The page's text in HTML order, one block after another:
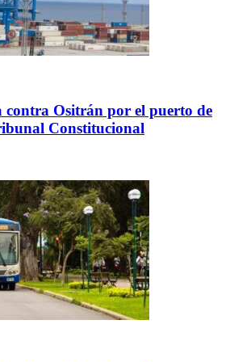
contra Ositrán por el puerto de
Constitucional